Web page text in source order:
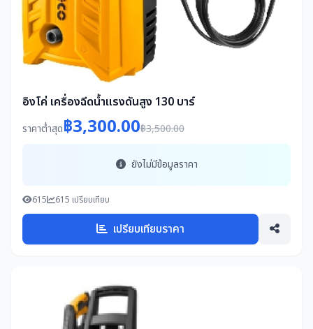
อิงโค่ เครื่องฉีดน้ำแรงดันสูง 130 บาร์
ราคาต่ำสุด฿3,300.00฿3,500.00
ยังไม่มีข้อมูลราคา
615 615 เปรียบเทียบ
เปรียบเทียบราคา